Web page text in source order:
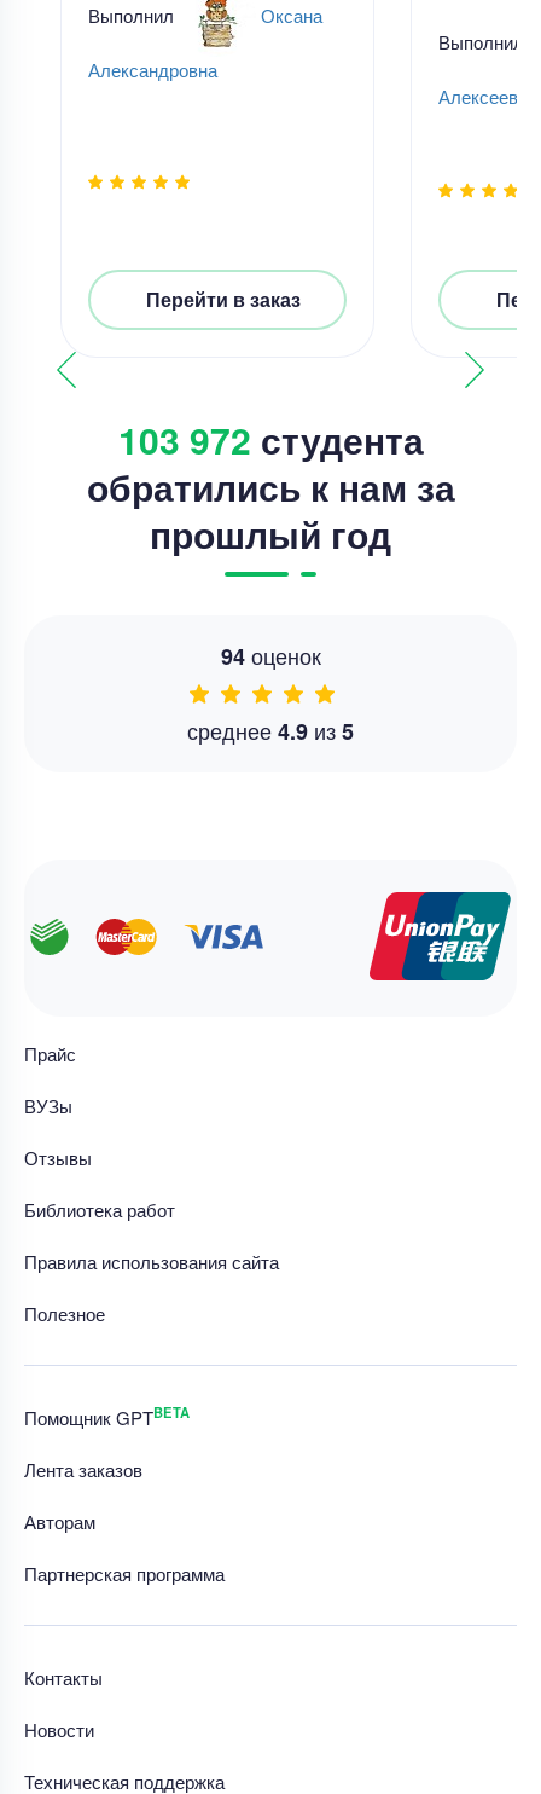
Выполнил Оксана
Александровна
Перейти в заказ
Выполнил
Алексеевич
103 972 студента
обратились к нам за
прошлый год
94оценок
среднее4.9 из5
Прайс
ВУЗы
Отзывы
Библиотека работ
Правила использования сайта
Полезное
Помощник GPTBETA
Лента заказов
Авторам
Партнерская программа
Контакты
Новости
Техническая поддержка